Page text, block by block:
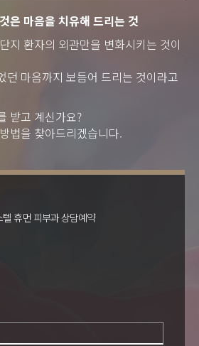
은 마음을 치유해 드리는 것
지 환자의 외관만을 변화시키는 것이
던 마음까지 보듬어 드리는 것이라고
받고 계신가요?
법을 찾아드리겠습니다.
텔 휴먼 피부과 상담예약